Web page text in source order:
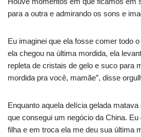
para a outra e admirando os sons e
Eu imaginei que ela fosse comer todo
ela chegou na última mordida, ela
repleta de cristais de gelo e suco para
mordida pra você, mamãe”, disse
Enquanto aquela delícia gelada
que consegui um negócio da China.
filha e em troca ela me deu sua última